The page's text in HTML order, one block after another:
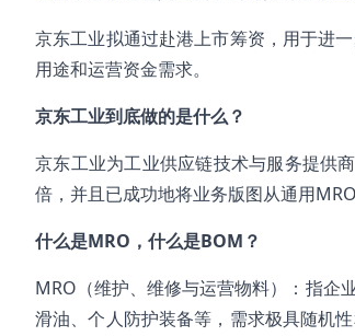
京东工业拟通过赴港上市筹资，用于进
用途和运营资金需求。
京东工业到底做的是什么？
京东工业为工业供应链技术与服务提供
倍，并且已成功地将业务版图从通用
什么是MRO，什么是BOM？
MRO（维护、维修与运营物料）：指企
滑油、个人防护装备等，需求极具随机